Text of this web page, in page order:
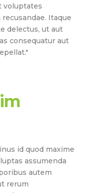
voluptates
Itaque
delectus, ut aut
consequatur aut
id quod maxime
assumenda
autem
rerum